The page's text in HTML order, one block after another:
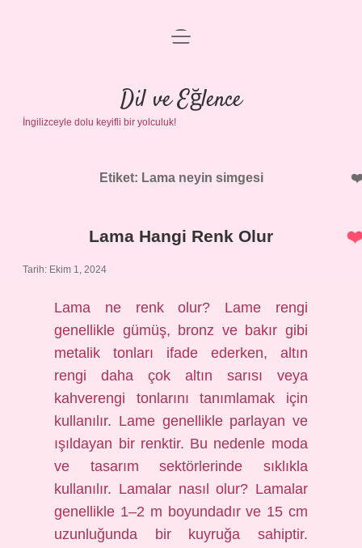
Anasayfa
Gizlilik Politikası
Yasal Uyarı
menüyü
Dil ve Eğlence
İngilizceyle dolu keyifli bir yolculuk!
Etiket: Lama neyin simgesi
Lama Hangi Renk Olur
Tarih: Ekim 1, 2024
Lama ne renk olur? Lame rengi
genellikle gümüş, bronz ve bakır gibi
metalik tonları ifade ederken, altın
rengi daha çok altın sarısı veya
kahverengi tonlarını tanımlamak için
kullanılır. Lame genellikle parlayan ve
ışıldayan bir renktir. Bu nedenle moda
ve tasarım sektörlerinde sıklıkla
kullanılır. Lamalar nasıl olur? Lamalar
genellikle 1–2 m boyundadır ve 15 cm
uzunluğunda bir kuyruğa sahiptir.